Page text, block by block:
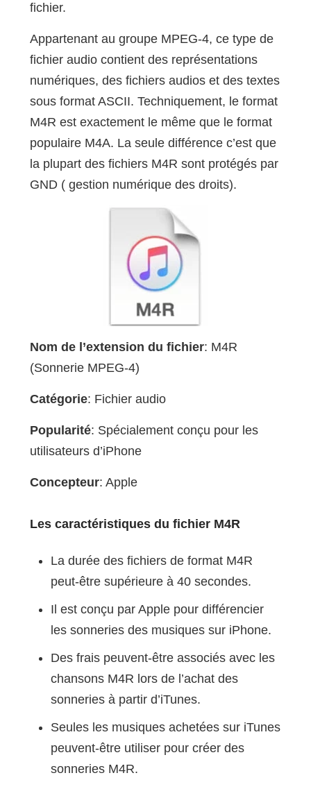
fichier.
Appartenant au groupe MPEG-4, ce type de
fichier audio contient des représentations
numériques, des fichiers audios et des textes
sous format ASCII. Techniquement, le format
M4R est exactement le même que le format
populaire M4A. La seule différence c’est que
la plupart des fichiers M4R sont protégés par
GND ( gestion numérique des droits).
Nom de l’extension du fichier: M4R
(Sonnerie MPEG-4)
Catégorie: Fichier audio
Popularité: Spécialement conçu pour les
utilisateurs d’iPhone
Concepteur: Apple
Les caractéristiques du fichier M4R
La durée des fichiers de format M4R
peut-être supérieure à 40 secondes.
Il est conçu par Apple pour différencier
les sonneries des musiques sur iPhone.
Des frais peuvent-être associés avec les
chansons M4R lors de l’achat des
sonneries à partir d’iTunes.
Seules les musiques achetées sur iTunes
peuvent-être utiliser pour créer des
sonneries M4R.